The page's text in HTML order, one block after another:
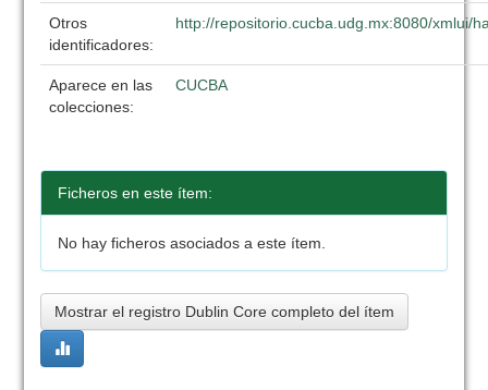
Otros
identificadores:
http://repositorio.cucba.udg.mx:8080/xmlui/
Aparece en las
colecciones:
CUCBA
Ficheros en este ítem:
No hay ficheros asociados a este ítem.
Mostrar el registro Dublin Core completo del ítem